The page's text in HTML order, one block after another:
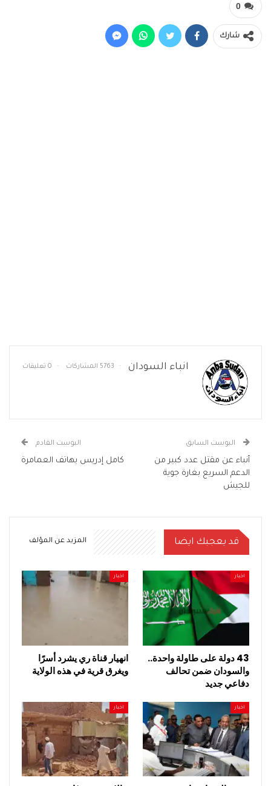
0
شارك
انباء السودان 5763 المشاركات 0 تعليقات
البوست السابق
أنباء عن مقتل عدد كبير من
الدعم السريع بغارة جوية
للجيش
البوست القادم
كامل إدريس يهاتف العمامرة
قد يعجبك ايضا المزيد عن المؤلف
اخبار
43 دولة على طاولة واحدة..
والسودان ضمن تحالف
دفاعي جديد
اخبار
انهيار قناة ري يشرد أسرًا
ويغرق قرية في هذه الولاية
اخبار اخبار